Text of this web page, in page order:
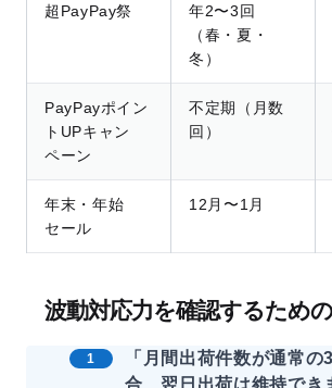
超PayPay祭
年2〜3回
（春・夏・
冬）
PayPayポイン
トUPキャン
ペーン
不定期（月数
回）
年末・年始
セール
12月〜1月
波動対応力を確認するため
「月間出荷件数が通常
合、翌日出荷は維持でき